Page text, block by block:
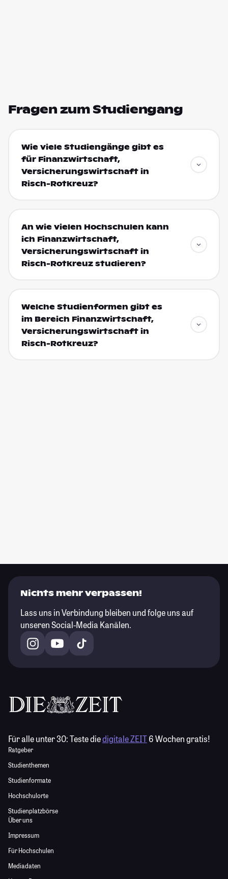
Fragen zum Studiengang
Wie viele Studiengänge gibt es
für Finanzwirtschaft,
Versicherungswirtschaft in
Risch-Rotkreuz?
An wie vielen Hochschulen kann
ich Finanzwirtschaft,
Versicherungswirtschaft in
Risch-Rotkreuz studieren?
Welche Studienformen gibt es
im Bereich Finanzwirtschaft,
Versicherungswirtschaft in
Risch-Rotkreuz?
Nichts mehr verpassen!
Lass uns in Verbindung bleiben und folge uns auf
unseren Social-Media Kanälen.
Für alle unter 30:Teste diedigitale ZEIT6 Wochen gratis!
Ratgeber
Studienthemen
Studienformate
Hochschulorte
Studienplatzbörse
Über uns
Impressum
Für Hochschulen
Mediadaten